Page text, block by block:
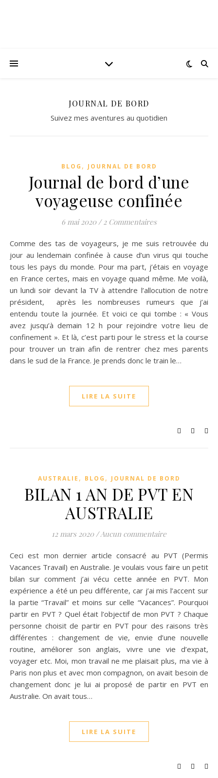
JOURNAL DE BORD
Suivez mes aventures au quotidien
BLOG , JOURNAL DE BORD
Journal de bord d’une
voyageuse confinée
6 mai 2020 / 2 Commentaires
Comme des tas de voyageurs, je me suis retrouvée du
jour au lendemain confinée à cause d’un virus qui touche
tous les pays du monde. Pour ma part, j’étais en voyage
en France certes, mais en voyage quand même. Me voilà,
un lundi soir devant la TV à attendre l’allocution de notre
président, après les nombreuses rumeurs que j’ai
entendu toute la journée. Et voici ce qui tombe : « Vous
avez jusqu’à demain 12 h pour rejoindre votre lieu de
confinement ». Et là, c’est parti pour le stress et la course
pour trouver un train afin de rentrer chez mes parents
dans le sud de la France. Je prends donc le train le…
LIRE LA SUITE
AUSTRALIE , BLOG , JOURNAL DE BORD
BILAN 1 AN DE PVT EN
AUSTRALIE
12 mars 2020 /Aucun commentaire
Ceci est mon dernier article consacré au PVT (Permis
Vacances Travail) en Australie. Je voulais vous faire un petit
bilan sur comment j’ai vécu cette année en PVT. Mon
expérience a été un peu différente, car j’ai mis l’accent sur
la partie “Travail” et moins sur celle “Vacances”. Pourquoi
partir en PVT ? Quel était l’objectif de mon PVT ? Chaque
personne choisit de partir en PVT pour des raisons très
différentes : changement de vie, envie d’une nouvelle
routine, améliorer son anglais, vivre une vie d’expat,
voyager etc. Moi, mon travail ne me plaisait plus, ma vie à
Paris non plus et avec mon compagnon, on avait besoin de
changement donc je lui ai proposé de partir en PVT en
Australie. On avait tous…
LIRE LA SUITE